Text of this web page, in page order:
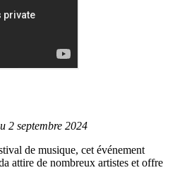
2 septembre 2024
de musique, cet événement
attire de nombreux artistes et offre